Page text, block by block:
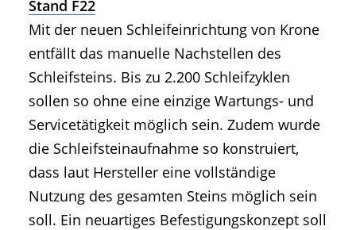
Stand F22
Mit der neuen Schleifeinrichtung von Krone
entfällt das manuelle Nachstellen des
Schleifsteins. Bis zu 2.200 Schleifzyklen
sollen so ohne eine einzige Wartungs- und
Servicetätigkeit möglich sein. Zudem wurde
die Schleifsteinaufnahme so konstruiert,
dass laut Hersteller eine vollständige
Nutzung des gesamten Steins möglich sein
soll. Ein neuartiges Befestigungskonzept soll